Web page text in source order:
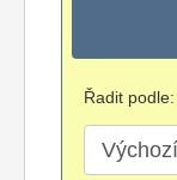
Řadit podle: